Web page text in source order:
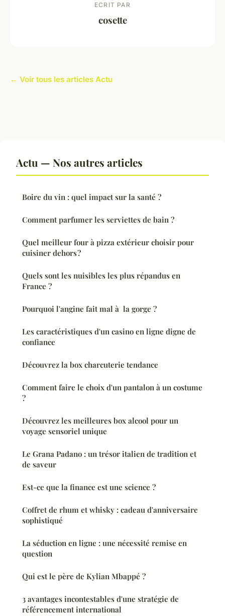
ECRIT PAR
cosette
← Voir tous les articles Actu
Actu — Nos autres articles
Boire du vin : quel impact sur la santé ?
Comment parfumer les serviettes de bain ?
Quel meilleur four à pizza extérieur choisir pour
cuisiner dehors ?
Quels sont les nuisibles les plus répandus en
France ?
Pourquoi l'angine fait mal à la gorge ?
Les caractéristiques d'un casino en ligne digne de
confiance
Découvrez la box charcuterie tendance
Comment faire le choix d'un pantalon à un costume
?
Découvrez les meilleures box alcool pour un
voyage sensoriel unique
Le Grana Padano : un trésor italien de tradition et
de saveur
Est-ce que la finance est une science ?
Coffret de rhum et whisky : cadeau d'anniversaire
sophistiqué
La séduction en ligne : une nécessité remise en
question
Qui est le père de Kylian Mbappé ?
3 avantages incontestables d'une stratégie de
référencement international